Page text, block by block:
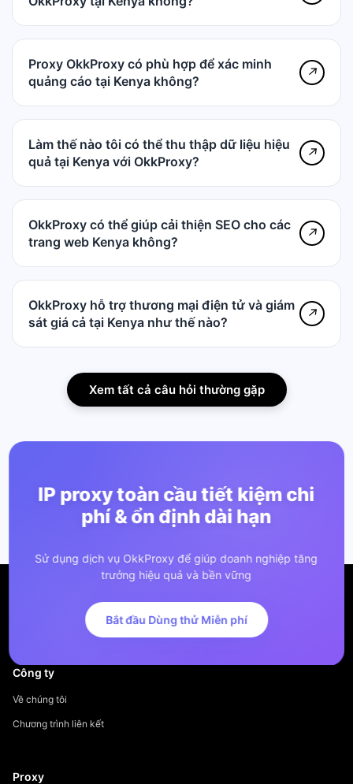
Proxy OkkProxy có phù hợp để xác minh
quảng cáo tại Kenya không?
↗
Làm thế nào tôi có thể thu thập dữ liệu hiệu
quả tại Kenya với OkkProxy?
↗
OkkProxy có thể giúp cải thiện SEO cho các
trang web Kenya không?
↗
OkkProxy hỗ trợ thương mại điện tử và giám
sát giá cả tại Kenya như thế nào?
↗
Xem tất cả câu hỏi thường gặp
IP proxy toàn cầu tiết kiệm chi
phí & ổn định dài hạn
Sử dụng dịch vụ OkkProxy để giúp doanh nghiệp tăng
trưởng hiệu quả và bền vững
Bắt đầu Dùng thử Miễn phí
Công ty
Về chúng tôi
Chương trình liên kết
Proxy